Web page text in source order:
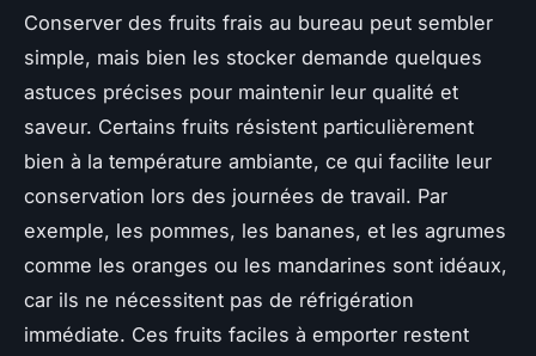
Conserver des fruits frais au bureau peut sembler
simple, mais bien les stocker demande quelques
astuces précises pour maintenir leur qualité et
saveur. Certains fruits résistent particulièrement
bien à la température ambiante, ce qui facilite leur
conservation lors des journées de travail. Par
exemple, les pommes, les bananes, et les agrumes
comme les oranges ou les mandarines sont idéaux,
car ils ne nécessitent pas de réfrigération
immédiate. Ces fruits faciles à emporter restent